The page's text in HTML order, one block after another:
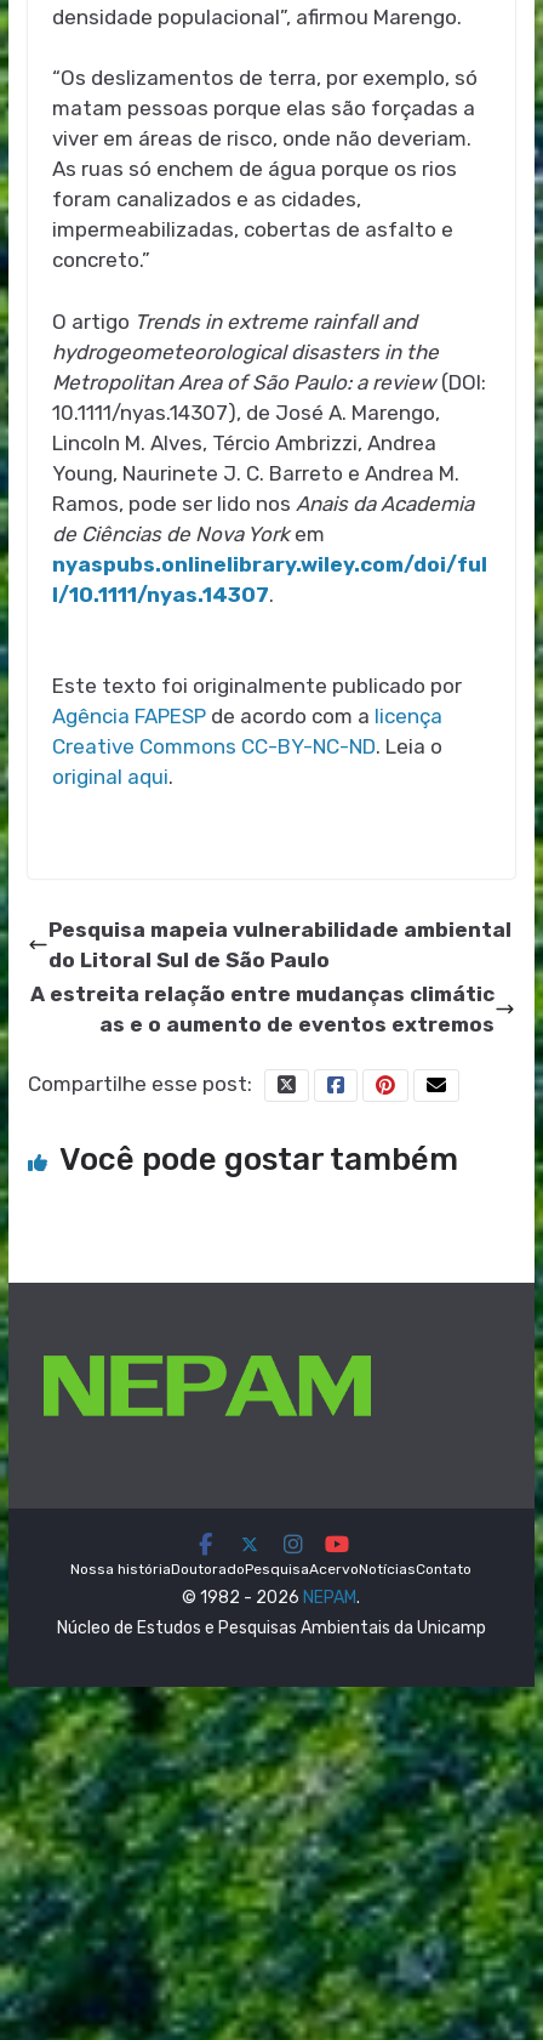
densidade populacional”, afirmou Marengo.
“Os deslizamentos de terra, por exemplo, só
matam pessoas porque elas são forçadas a
viver em áreas de risco, onde não deveriam.
As ruas só enchem de água porque os rios
foram canalizados e as cidades,
impermeabilizadas, cobertas de asfalto e
concreto.”
O artigo Trends in extreme rainfall and
hydrogeometeorological disasters in the
Metropolitan Area of São Paulo: a review(DOI:
10.1111/nyas.14307), de José A. Marengo,
Lincoln M. Alves, Tércio Ambrizzi, Andrea
Young, Naurinete J. C. Barreto e Andrea M.
Ramos, pode ser lido nos Anais da Academia
de Ciências de Nova Yorkem
nyaspubs.onlinelibrary.wiley.com/doi/ful
l/10.1111/nyas.14307.
Este texto foi originalmente publicado por
Agência FAPESPde acordo com a licença
Creative Commons CC-BY-NC-ND. Leia o
original aqui.
Pesquisa mapeia vulnerabilidade ambiental
do Litoral Sul de São Paulo
A estreita relação entre mudanças climátic
as e o aumento de eventos extremos
Compartilhe esse post:
Você pode gostar também
Nossa históriaDoutoradoPesquisaAcervoNotíciasContato
© 1982 - 2026 NEPAM.
Núcleo de Estudos e Pesquisas Ambientais da Unicamp